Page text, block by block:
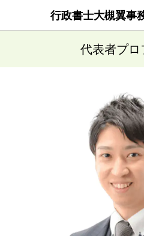
行政書士大槻翼事
代表者プロ